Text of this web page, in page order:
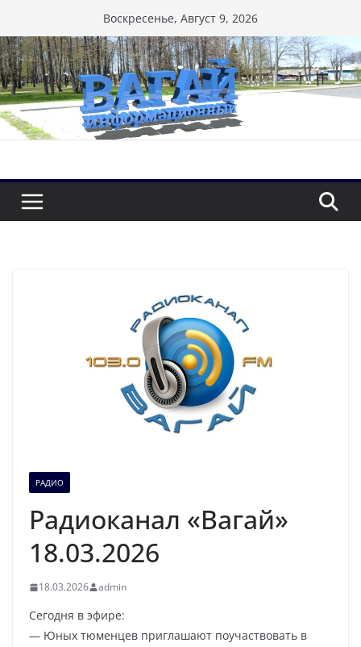
к
содержимому
Воскресенье, Август 9, 2026
РАДИО
Радиоканал «Вагай»
18.03.2026
18.03.2026 admin
Сегодня в эфире:
— Юных тюменцев приглашают поучаствовать в